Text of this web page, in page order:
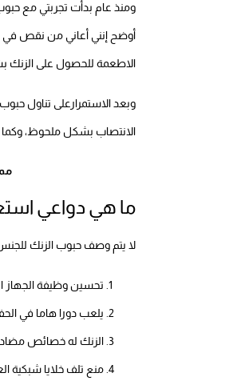
ومنذ عام بدأت تجربتي مع
أوضح إنني أعاني من نقص في
الاطعمة للحصول على الزنك
وبعد الاستمرارعلى تناول
الانتصاب بشكل ملحوظ،
ما هي دواعي
لا يتم وصف حبوب الزنك
تحسين وظيفة الجهاز
يلعب دورا هاما في
الزنك له خصائص
منع تلف خلايا شبكية